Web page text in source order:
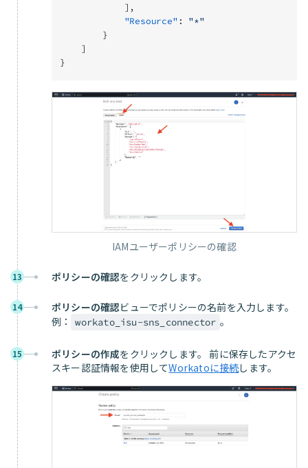
            ],
            "Resource"
: "*"
        }
    ]
}
IAMユーザーポリシーの確認
13 ポリシーの確認をクリックします。
14 ポリシーの確認ビューでポリシーの名前を入力します。
例：
workato_isu-sns_connector 。
15 ポリシーの作成をクリックします。 前に保存したアクセ
スキー認証情報を使用してWorkatoに接続します。